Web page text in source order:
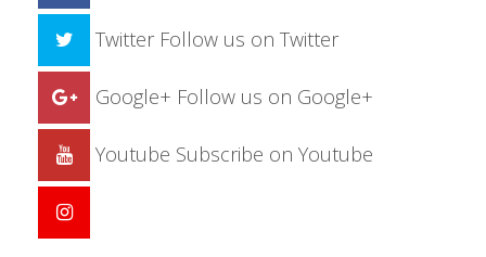
Twitter Follow us on Twitter
Google+ Follow us on Google+
Youtube Subscribe on Youtube